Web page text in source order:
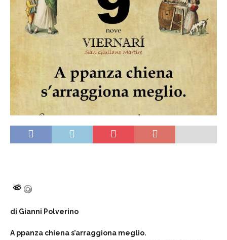
di Gianni Polverino
A ppanza chiena s’arraggiona meglio.